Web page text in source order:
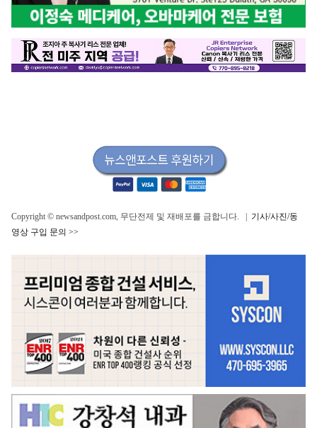
Copyright © newsandpost.com, 무단전제 및 재배포를 금합니다. | 기사/사진/동
영상 구입 문의 >>